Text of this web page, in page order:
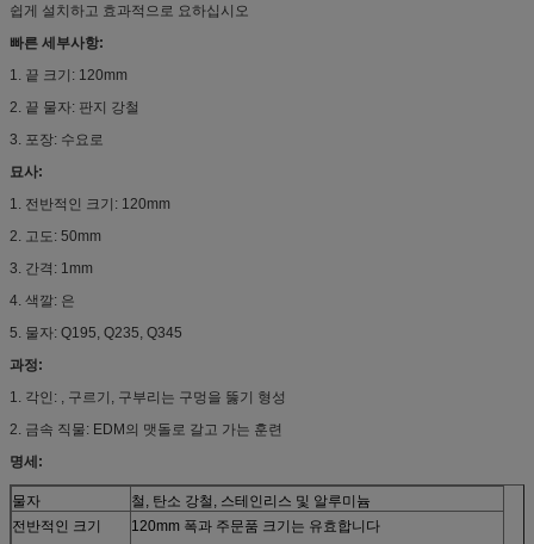
쉽게 설치하고 효과적으로 요하십시오
빠른 세부사항:
1. 끝 크기: 120mm
2. 끝 물자: 판지 강철
3. 포장: 수요로
묘사:
1. 전반적인 크기: 120mm
2. 고도: 50mm
3. 간격: 1mm
4. 색깔: 은
5. 물자: Q195, Q235, Q345
과정:
1. 각인: , 구르기, 구부리는 구멍을 뚫기 형성
2. 금속 직물: EDM의 맷돌로 갈고 가는 훈련
명세:
물자
철, 탄소 강철, 스테인리스 및 알루미늄
전반적인 크기
120mm 폭과 주문품 크기는 유효합니다